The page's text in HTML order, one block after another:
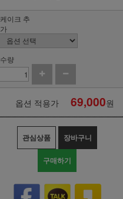
케이크 추
가
수량
옵션 적용가 69,000원
관심상품 장바구니
구매하기